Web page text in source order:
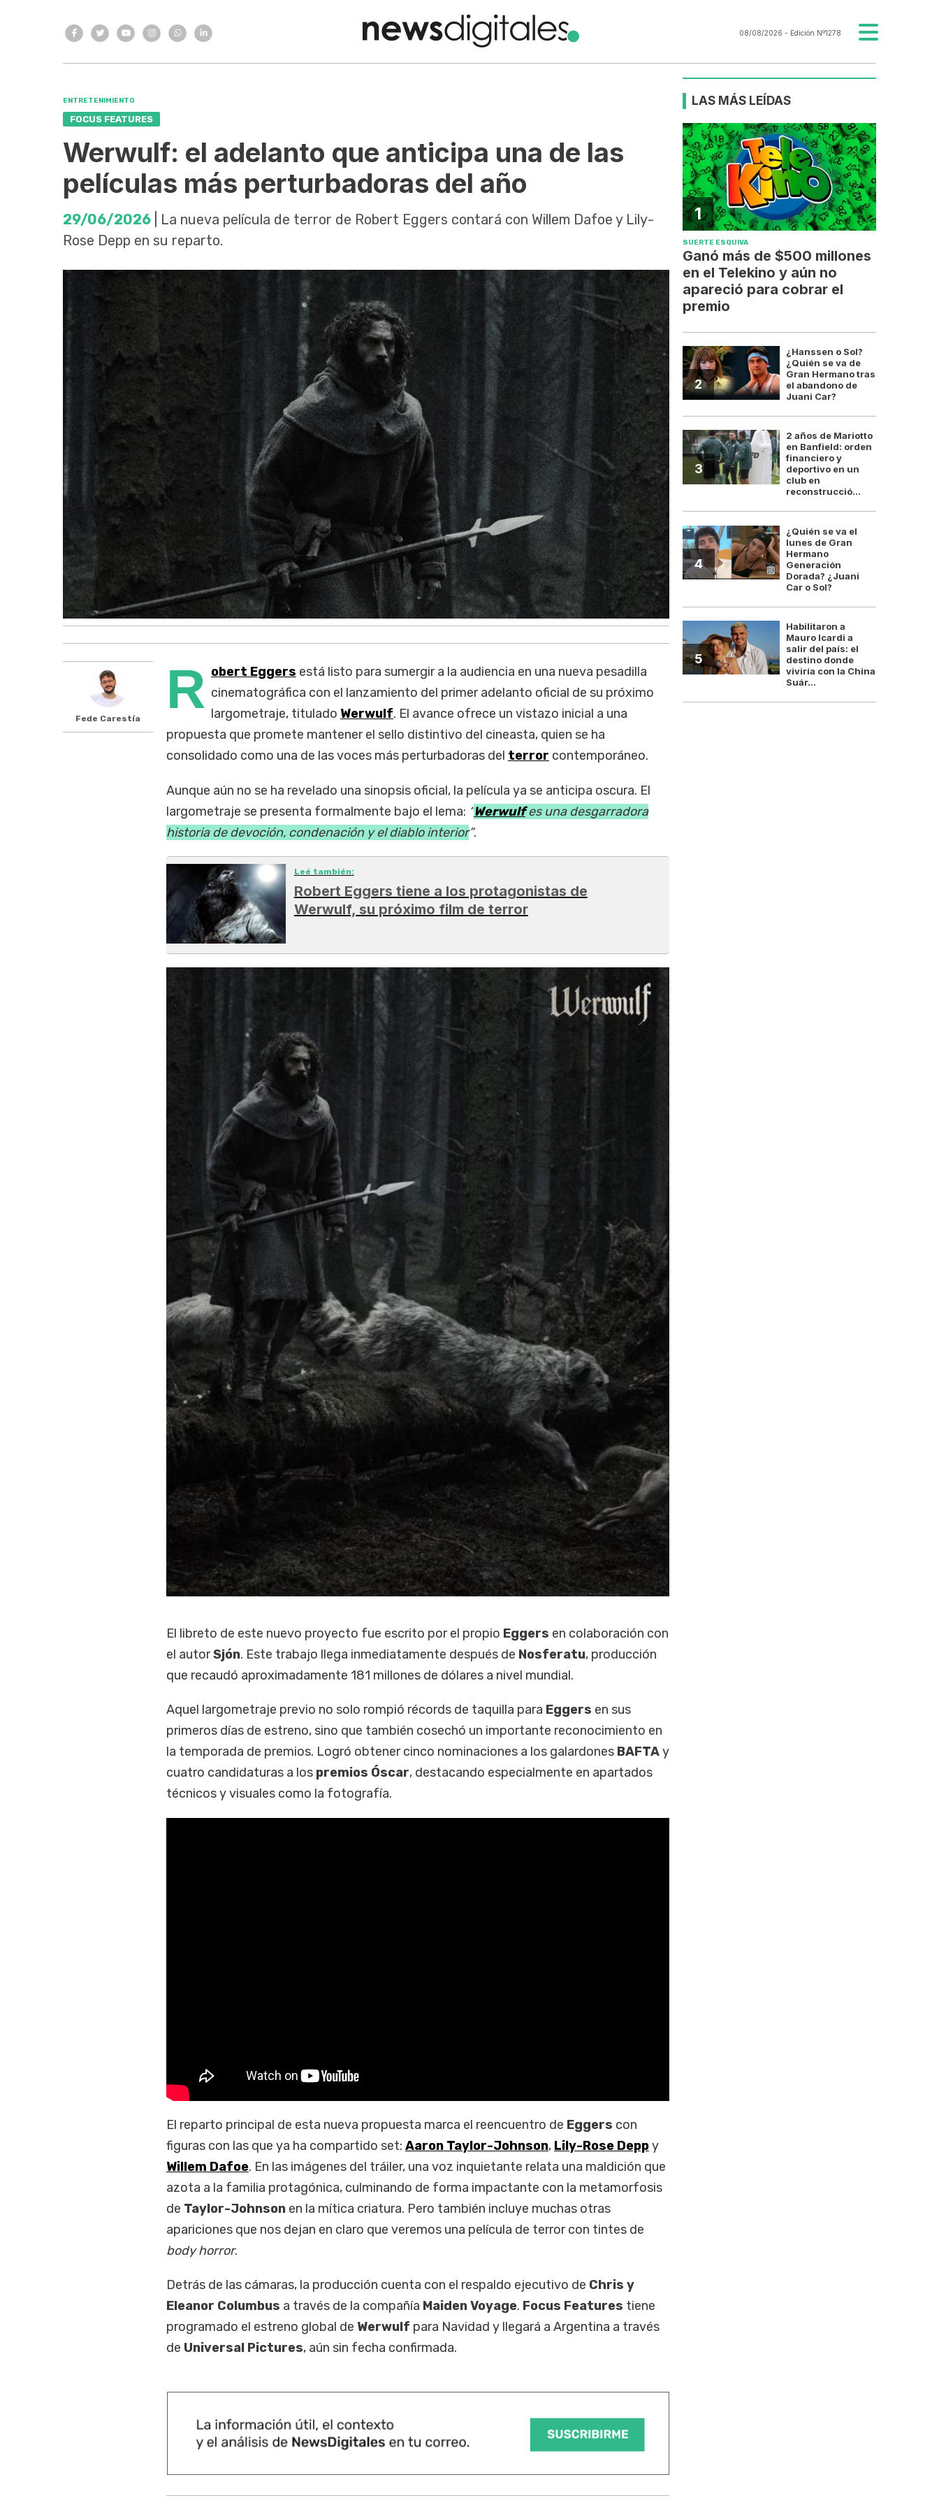
08/08/2026 - Edición Nº1278
ENTRETENIMIENTO
FOCUS FEATURES
Werwulf: el adelanto que anticipa una de las
películas más perturbadoras del año
29/06/2026 | La nueva película de terror de Robert Eggers contará con Willem Dafoe y Lily-
Rose Depp en su reparto.
Fede Carestía R obert Eggers está listo para sumergir a la audiencia en una nueva pesadilla
cinematográfica con el lanzamiento del primer adelanto oficial de su próximo
largometraje, titulado Werwulf. El avance ofrece un vistazo inicial a una
propuesta que promete mantener el sello distintivo del cineasta, quien se ha
consolidado como una de las voces más perturbadoras del terror contemporáneo.
Aunque aún no se ha revelado una sinopsis oficial, la película ya se anticipa oscura. El
largometraje se presenta formalmente bajo el lema: “Werwulf es una desgarradora
historia de devoción, condenación y el diablo interior”.
Leé también:
Robert Eggers tiene a los protagonistas de
Werwulf, su próximo film de terror
El libreto de este nuevo proyecto fue escrito por el propio Eggers en colaboración con
el autorSjón. Este trabajo llega inmediatamente después de Nosferatu, producción
que recaudó aproximadamente 181 millones de dólares a nivel mundial.
Aquel largometraje previo no solo rompió récords de taquilla para Eggers en sus
primeros días de estreno, sino que también cosechó un importante reconocimiento en
la temporada de premios. Logró obtener cinco nominaciones a los galardones BAFTAy
cuatro candidaturas a los premios Óscar, destacando especialmente en apartados
técnicos y visuales como la fotografía.
El reparto principal de esta nueva propuesta marca el reencuentro de Eggers con
figuras con las que ya ha compartido set: Aaron Taylor-Johnson, Lily-Rose Deppy
Willem Dafoe. En las imágenes del tráiler, una voz inquietante relata una maldición que
azota a la familia protagónica, culminando de forma impactante con la metamorfosis
de Taylor-Johnson en la mítica criatura. Pero también incluye muchas otras
apariciones que nos dejan en claro que veremos una película de terror con tintes de
body horror.
Detrás de las cámaras, la producción cuenta con el respaldo ejecutivo de Chris y
Eleanor Columbus a través de la compañía Maiden Voyage. Focus Features tiene
programado el estreno global de Werwulf para Navidad y llegará a Argentina a través
de Universal Pictures, aún sin fecha confirmada.
LAS MÁS LEÍDAS
1
SUERTE ESQUIVA
Ganó más de $500 millones
en el Telekino y aún no
apareció para cobrar el
premio
2
¿Hanssen o Sol?
¿Quién se va de
Gran Hermano tras
el abandono de
Juani Car?
3
2 años de Mariotto
en Banfield: orden
financiero y
deportivo en un
club en
reconstrucció...
4
¿Quién se va el
lunes de Gran
Hermano
Generación
Dorada? ¿Juani
Car o Sol?
5
Habilitaron a
Mauro Icardi a
salir del país: el
destino donde
viviría con la China
Suár...